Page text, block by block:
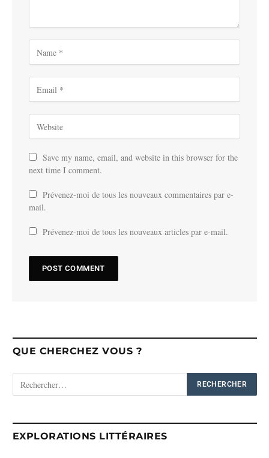
Save my name, email, and website in this browser for the
next time I comment.
Prévenez-moi de tous les nouveaux commentaires par e-
mail.
Prévenez-moi de tous les nouveaux articles par e-mail.
QUE CHERCHEZ VOUS ?
EXPLORATIONS LITTÉRAIRES